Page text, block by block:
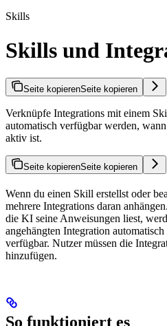
Skills
Skills und
Seite kopierenSeite kopieren
Verknüpfe Integrations mit einem
automatisch verfügbar werden,
aktiv ist.
Seite kopierenSeite kopieren
Wenn du einen Skill erstellst oder
mehrere Integrations daran
die KI seine Anweisungen liest,
angehängten Integration
verfügbar. Nutzer müssen die
hinzufügen.
So funktioniert es